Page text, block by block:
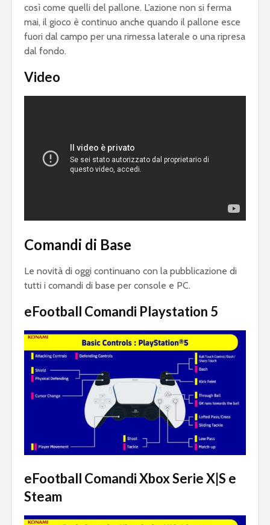
così come quelli del pallone. L’azione non si ferma
mai, il gioco è continuo anche quando il pallone esce
fuori dal campo per una rimessa laterale o una ripresa
dal fondo.
Video
Comandi di Base
Le novità di oggi continuano con la pubblicazione di
tutti i comandi di base per console e PC.
eFootball Comandi Playstation 5
eFootball Comandi Xbox Serie X|S e
Steam
L’Atalanta eSports
schiera la sua
eSerie A
metà settembre la
eFootball 2025
del 7
gameplay
Mondiali di
vince 3 milioni di
Fifa 20: Cristiano
FIFA
eSports: